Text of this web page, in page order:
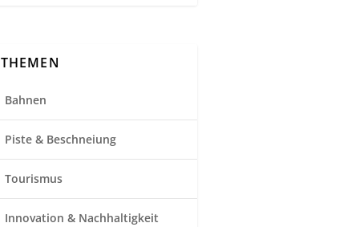
THEMEN
Bahnen
Piste & Beschneiung
Tourismus
Innovation & Nachhaltigkeit